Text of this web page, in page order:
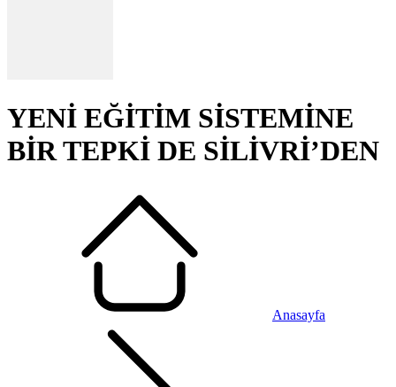
YENİ EĞİTİM SİSTEMİNE
BİR TEPKİ DE SİLİVRİ’DEN
Anasayfa